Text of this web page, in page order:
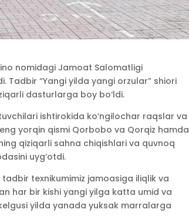
nomidagi Jamoat Salomatligi
Tadbir “Yangi yilda yangi orzular” shiori
dasturlarga boy bo‘ldi.
ishtirokida ko‘ngilochar raqslar va
yorqin qismi Qorbobo va Qorqiz hamda
qiziqarli sahna chiqishlari va quvnoq
uyg‘otdi.
texnikumimiz jamoasiga iliqlik va
har bir kishi yangi yilga katta umid va
yilda yanada yuksak marralarga